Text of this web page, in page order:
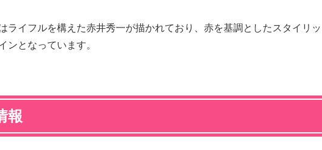
ライフルを構えた赤井秀一が描かれており、赤を基調としたスタイリッ
ンとなっています。
報